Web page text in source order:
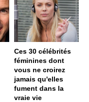
Ces 30 célébrités
féminines dont
vous ne croirez
jamais qu'elles
fument dans la
vraie vie